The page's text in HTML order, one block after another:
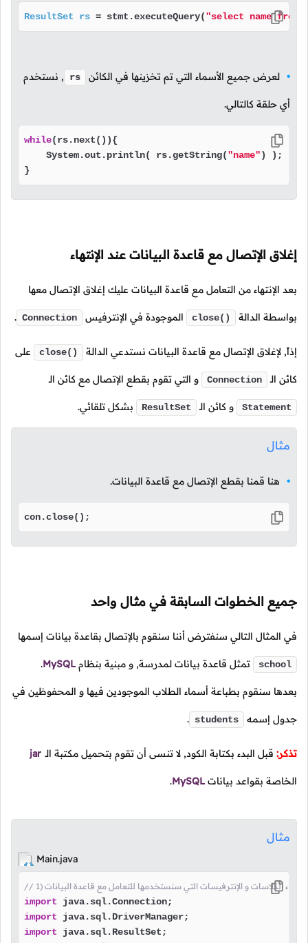
ResultSet rs = stmt.executeQuery("select name from
لعرض جميع الأسماء التي تم تخزينها في الكائن rs , نستخدم
أي حلقة كالتالي.
while(rs.next()){
    System.out.println( rs.getString(
"name") );
}
إغلاق الإتصال مع قاعدة البيانات عند الإنتهاء
بعد الإنتهاء من التعامل مع قاعدة البيانات عليك إغلاق الإتصال معها
بواسطة الدالة close() الموجودة في الإنترفيس Connection
.
إذاً, لإغلاق الإتصال مع قاعدة البيانات نستدعي الدالة close() على
كائن الـ Connection و التي تقوم بقطع الإتصال مع كائن الـ
Statement و كائن الـ ResultSet بشكل تلقائي.
مثال
هنا قمنا بقطع الإتصال مع قاعدة البيانات.
con.close();
جميع الخطوات السابقة في مثال واحد
في المثال التالي سنفترض أننا سنقوم بالإتصال بقاعدة بيانات إسمها
school تمثل قاعدة بيانات لمدرسة, و مبنية بنظام MySQL
.
بعدها سنقوم بطباعة أسماء الطلاب الموجودين فيها و المحفوظين في
جدول إسمه students
.
تذكر: قبل البدء بكتابة الكود, لا تنسى أن تقوم بتحميل مكتبة الـ jar
الخاصة بقواعد بيانات MySQL
.
مثال
Main.java
بإستدعاء الكلاسات و الإنترفيسات التي سنستخدمها للتعامل مع قاعدة البيانات
import
import
import